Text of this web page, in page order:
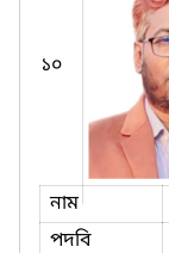
১০
নাম
পদবি